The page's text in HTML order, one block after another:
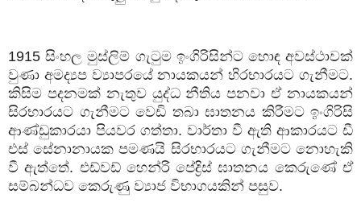
1915 සිංහල මුස්ලිම් ගැටුම ඉංගිරිසින්ට හොඳ අවස්ථාවක්
වුණා අමද්‍යප ව්‍යාපරයේ නායකයන් හිරභාරයට ගැනීමට.
කිසිම පදනමක් නැතුව යුද්ධ නීතිය පනවා ඒ නායකයන්
සිරභාරයට ගැනීමට වෙඩි තබා ඝාතනය කිරීමට ඉංගිරිසි
ආණ්ඩුකාරයා පියවර ගත්තා. වාර්තා වී ඇති ආකාරයට ඩී
එස් සේනානායක පමණයි සිරභාරයට ගැනීමට නොහැකි
වී ඇත්තේ. එඩ්වඩ් හෙන්රි පේද්‍රිස් ඝාතනය කෙරුණේ ඒ
සම්බන්ධව කෙරුණු ව්‍යාජ විභාගයකින් පසුව.